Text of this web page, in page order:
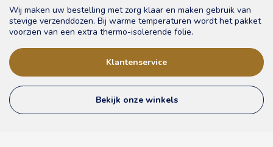
Wij maken uw bestelling met zorg klaar en maken gebruik van
stevige verzenddozen. Bij warme temperaturen wordt het pakket
voorzien van een extra thermo-isolerende folie.
Klantenservice
Bekijk onze winkels